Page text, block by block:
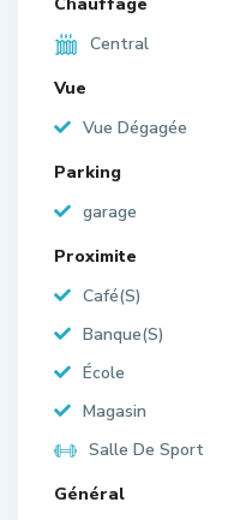
Central
Vue
Vue Dégagée
Parking
garage
Proximite
Café(S)
Banque(S)
École
Magasin
Salle De Sport
Général